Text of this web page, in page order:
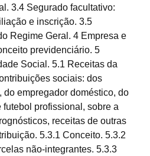
3.4 Segurado facultativo:
e inscrição. 3.5
Regime Geral. 4 Empresa e
previdenciário. 5
Social. 5.1 Receitas da
sociais: dos
do empregador doméstico, do
profissional, sobre a
receitas de outras
5.3.1 Conceito. 5.3.2
não-integrantes. 5.3.3